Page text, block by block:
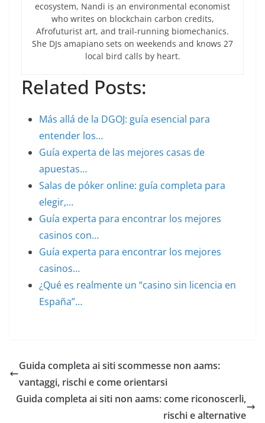
ecosystem, Nandi is an environmental economist
who writes on blockchain carbon credits,
Afrofuturist art, and trail-running biomechanics.
She DJs amapiano sets on weekends and knows 27
local bird calls by heart.
Related Posts:
Más allá de la DGOJ: guía esencial para
entender los…
Guía experta de las mejores casas de
apuestas…
Salas de póker online: guía completa para
elegir,…
Guía experta para encontrar los mejores
casinos con…
Guía experta para encontrar los mejores
casinos…
¿Qué es realmente un “casino sin licencia en
España”…
Guida completa ai siti scommesse non aams:
vantaggi, rischi e come orientarsi
Guida completa ai siti non aams: come riconoscerli,
rischi e alternative